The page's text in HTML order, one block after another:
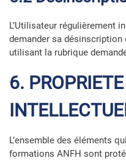
L’Utilisateur régulièrement
demander sa désinscription
utilisant la rubrique
6. PROPRIETE
L’ensemble des éléments
formations ANFH sont